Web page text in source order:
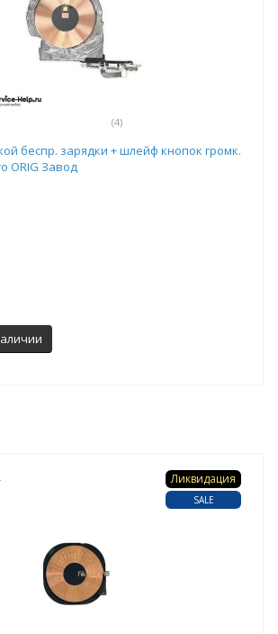
(4)
беспр. зарядки + шлейф кнопок громк.
ORIG Завод
Ликвидация
SALE